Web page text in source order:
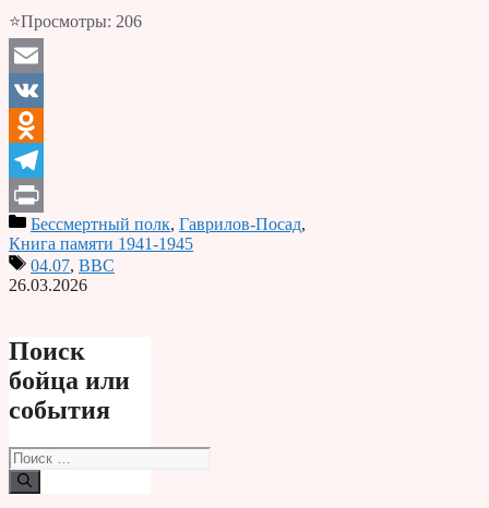
⭐Просмотры: 206
Email
VK
Odnoklassniki
Telegram
PrintБессмертный полк, Гаврилов-Посад,
Книга памяти 1941-1945
04.07, ВВС
26.03.2026
Поиск
бойца или
события
Поиск: